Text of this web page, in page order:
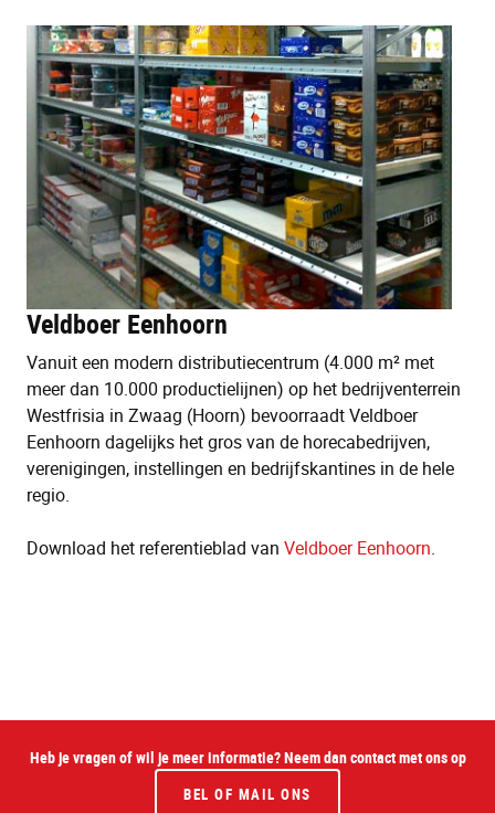
Veldboer Eenhoorn
Vanuit een modern distributiecentrum (4.000 m² met
meer dan 10.000 productielijnen) op het bedrijventerrein
Westfrisia in Zwaag (Hoorn) bevoorraadt Veldboer
Eenhoorn dagelijks het gros van de horecabedrijven,
verenigingen, instellingen en bedrijfskantines in de hele
regio.
Download het referentieblad van Veldboer Eenhoorn.
Heb je vragen of wil je meer informatie? Neem dan contact met ons op
BEL OF MAIL ONS